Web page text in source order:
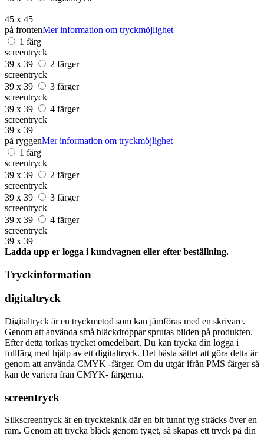
45 x 45
på frontenMer information om tryckmöjlighet
1 färg
screentryck
39 x 39
2 färger
screentryck
39 x 39
3 färger
screentryck
39 x 39
4 färger
screentryck
39 x 39
på ryggenMer information om tryckmöjlighet
1 färg
screentryck
39 x 39
2 färger
screentryck
39 x 39
3 färger
screentryck
39 x 39
4 färger
screentryck
39 x 39
Ladda upp er logga i kundvagnen eller efter beställning.
Tryckinformation
digitaltryck
Digitaltryck är en tryckmetod som kan jämföras med en skrivare.
Genom att använda små bläckdroppar sprutas bilden på produkten.
Efter detta torkas trycket omedelbart. Du kan trycka din logga i
fullfärg med hjälp av ett digitaltryck. Det bästa sättet att göra detta är
genom att använda CMYK -färger. Om du utgår ifrån PMS färger så
kan de variera från CMYK- färgerna.
screentryck
Silkscreentryck är en tryckteknik där en bit tunnt tyg sträcks över en
ram. Genom att trycka bläck genom tyget, så skapas ett tryck på din